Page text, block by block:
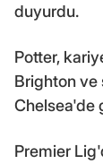
duyurdu.
Potter,
Brighton
Chelsea'de
Premier